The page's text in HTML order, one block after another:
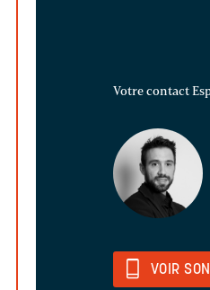
Votre contact
VOIR